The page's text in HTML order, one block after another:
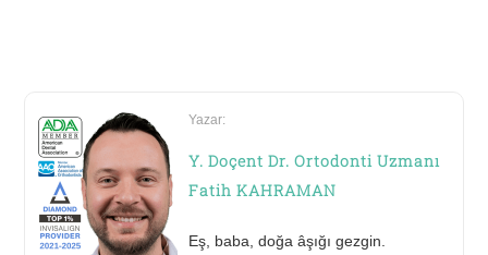
Yazar:
Y. Doçent Dr. Ortodonti Uzmanı
Fatih KAHRAMAN
Eş, baba, doğa âşığı gezgin.